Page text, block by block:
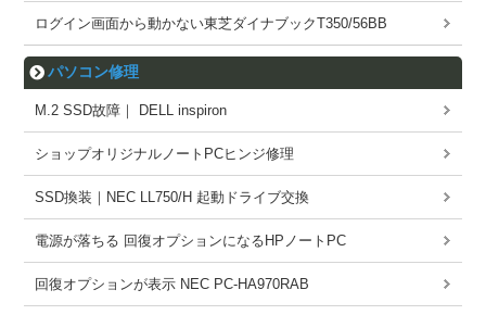
ログイン画面から動かない東芝ダイナブックT350/56BB
パソコン修理
M.2 SSD故障｜ DELL inspiron
ショップオリジナルノートPCヒンジ修理
SSD換装｜NEC LL750/H 起動ドライブ交換
電源が落ちる 回復オプションになるHPノートPC
回復オプションが表示 NEC PC-HA970RAB